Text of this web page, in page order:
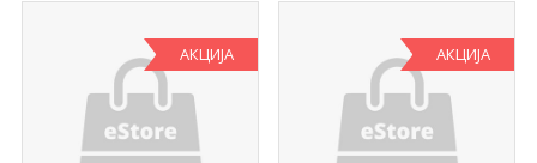
АКЦИЈА АКЦИЈА